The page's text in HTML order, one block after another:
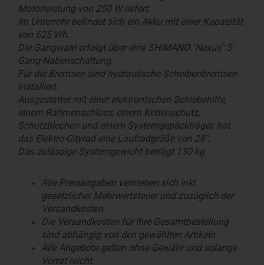
Motorleistung von 250 W liefert.
Im Unterrohr befindet sich ein Akku mit einer Kapazität
von 625 Wh.
Die Gangwahl erfolgt über eine SHIMANO "Nexus" 5-
Gang-Nabenschaltung.
Für die Bremsen sind hydraulische Scheibenbremsen
installiert.
Ausgestattet mit einer elektronischen Schiebehilfe,
einem Rahmenschloss, einem Kettenschutz,
Schutzblechen und einem Systemgepäckträger, hat
das Elektro-Cityrad eine Laufradgröße von 28".
Das zulässige Systemgewicht beträgt 130 kg
Alle Preisangaben verstehen sich inkl.
gesetzlicher Mehrwertsteuer und zuzüglich der
Versandkosten.
Die Versandkosten für Ihre Gesamtbestellung
sind abhängig von den gewählten Artikeln.
Alle Angebote gelten ohne Gewähr und solange
Vorrat reicht.